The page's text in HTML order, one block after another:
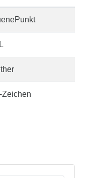
Zeichen